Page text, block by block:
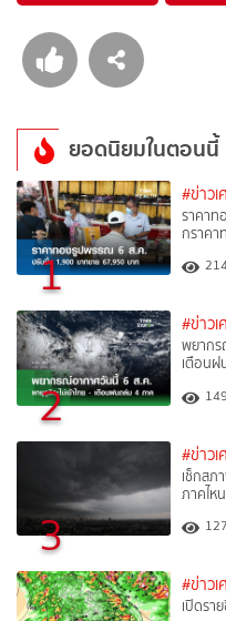
ยอดนิยมในตอนนี้
1
#ข่าว
ราคาท
กราคา
2
#ข่าว
พยากร
เตือน
149
3
#ข่าว
เช็กส
ภาคไห
127
#ข่าว
เปิดร